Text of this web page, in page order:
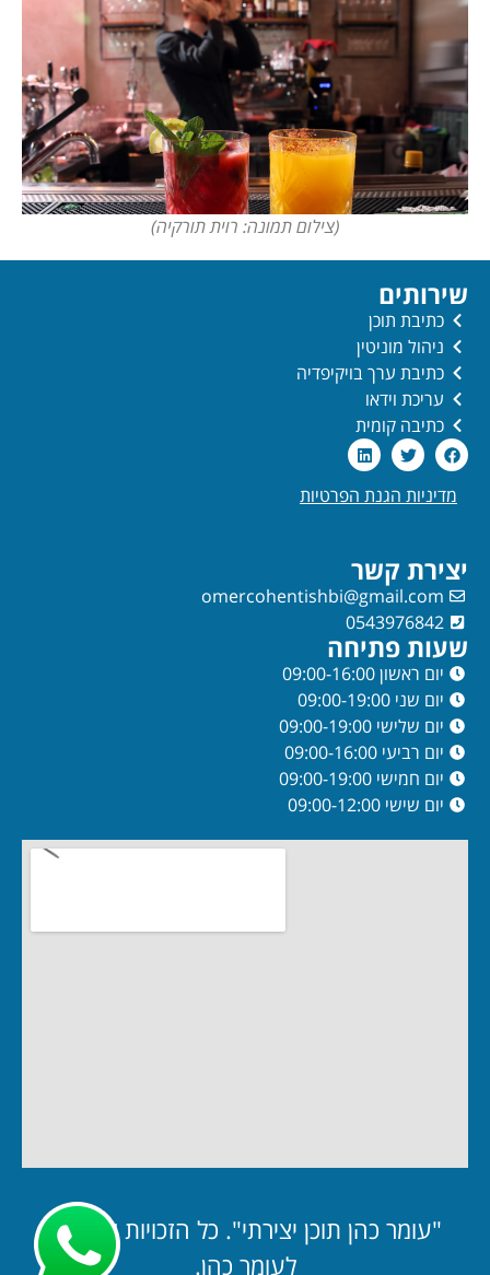
(צילום תמונה: רוית תורקיה)
שירותים
כתיבת תוכן
ניהול מוניטין
כתיבת ערך בויקיפדיה
עריכת וידאו
כתיבה קומית
מדיניות הגנת הפרטיות
יצירת קשר
omercohentishbi@gmail.com
0543976842
שעות פתיחה
יום ראשון 09:00-16:00
יום שני 09:00-19:00
יום שלישי 09:00-19:00
יום רביעי 09:00-16:00
יום חמישי 09:00-19:00
יום שישי 09:00-12:00
"עומר כהן תוכן יצירתי". כל הזכויות שמורות
לעומר כהן.